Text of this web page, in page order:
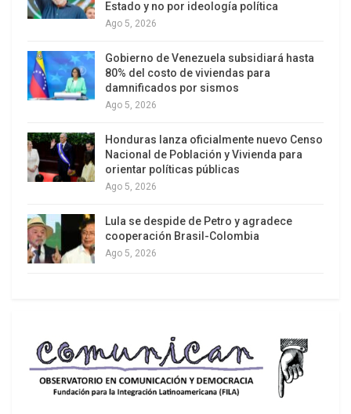
vecinos como Mauritania, Níger, Burkina Faso y
Argelia, y otras 230 mil figuren como
desplazados internos, según estadísticas de
Naciones Unidas.
Estado y no por ideología política
Ago 5, 2026
Gobierno de Venezuela subsidiará hasta
80% del costo de viviendas para
damnificados por sismos
Ago 5, 2026
Honduras lanza oficialmente nuevo Censo
Nacional de Población y Vivienda para
orientar políticas públicas
Ago 5, 2026
Lula se despide de Petro y agradece
cooperación Brasil-Colombia
Ago 5, 2026